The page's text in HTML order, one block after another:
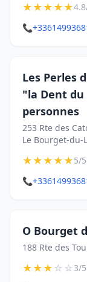
★★★★★
📞
Les Perles
"la Dent
personnes
253 Rte des
Le Bourget-du-
★★★★★5/5
📞
O Bourget
188 Rte des
★★★☆☆3/5